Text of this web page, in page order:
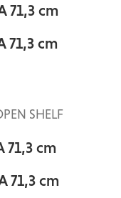
71,3 cm
71,3 cm
SHELF
71,3 cm
71,3 cm